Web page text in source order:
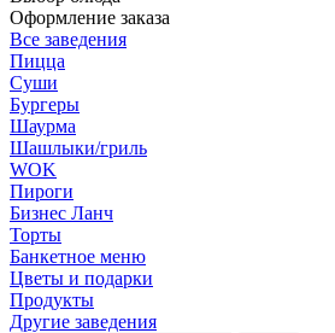
Оформление заказа
Все заведения
Пицца
Суши
Бургеры
Шаурма
Шашлыки/гриль
WOK
Пироги
Бизнес Ланч
Торты
Банкетное меню
Цветы и подарки
Продукты
Другие заведения